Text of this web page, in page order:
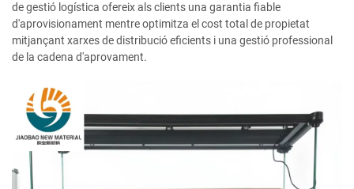
de gestió logística ofereix als clients una garantia fiable
d'aprovisionament mentre optimitza el cost total de propietat
mitjançant xarxes de distribució eficients i una gestió professional
de la cadena d'aprovament.